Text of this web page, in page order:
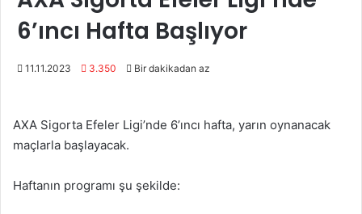
6’ıncı Hafta Başlıyor
11.11.2023 3.350 Bir dakikadan az
AXA Sigorta Efeler Ligi’nde 6’ıncı hafta, yarın oynanacak
maçlarla başlayacak.
Haftanın programı şu şekilde: